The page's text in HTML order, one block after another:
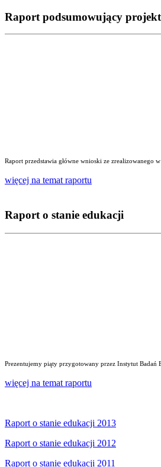
Raport podsumowujący
Raport przedstawia główne wnioski ze zrealizowanego
więcej na temat raportu
Raport o stanie edukacji
Prezentujemy piąty przygotowany przez Instytut Badań
więcej na temat raportu
Raport o stanie edukacji 2013
Raport o stanie edukacji 2012
Raport o stanie edukacji 2011